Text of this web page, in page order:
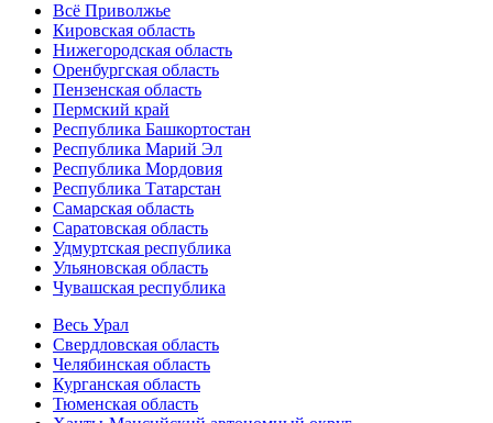
Всё Приволжье
Кировская область
Нижегородская область
Оренбургская область
Пензенская область
Пермский край
Республика Башкортостан
Республика Марий Эл
Республика Мордовия
Республика Татарстан
Самарская область
Саратовская область
Удмуртская республика
Ульяновская область
Чувашская республика
Весь Урал
Свердловская область
Челябинская область
Курганская область
Тюменская область